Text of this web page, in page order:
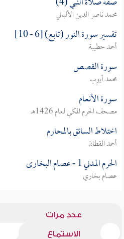
محمد ناصر الدين الألباني
تفسير سورة النور (تابع) [6 - 10]
أحمد حطيبة
سورة القصص
محمد أيوب
سورة الأنعام
مصحف الحرم المكي لعام 1426هـ
اختلاط السائق بالمحارم
أحمد القطان
الحرم المدني 1 - عصام البخارى
عصام بخاري
عدد مرات
الاستماع